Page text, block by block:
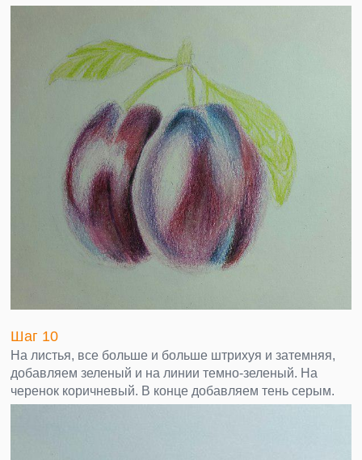
Шаг 10
На листья, все больше и больше штрихуя и затемняя,
добавляем зеленый и на линии темно-зеленый. На
черенок коричневый. В конце добавляем тень серым.